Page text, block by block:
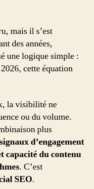
mais il s’est
des années,
une logique simple :
cette équation
la visibilité ne
ou du volume.
plus
d’engagement
capacité du contenu
. C’est
SEO.